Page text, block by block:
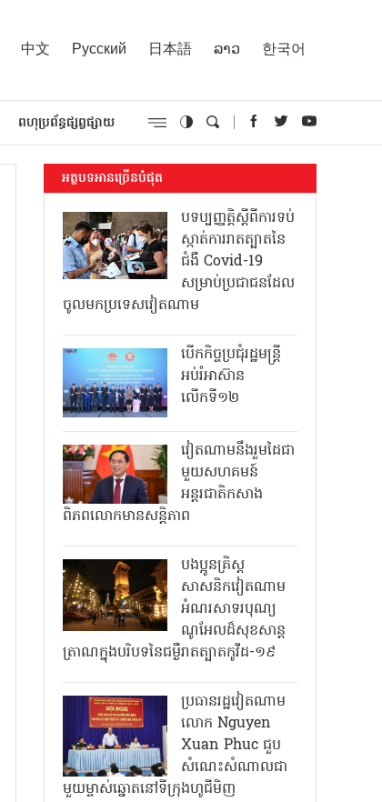
中文 Русский 日本語 ລາວ 한국어
ពហុប្រព័ន្ធផ្សព្វផ្សាយ
អត្ថបទអានច្រើនបំផុត
បទប្បញ្ញត្តិស្តីពីការទប់
ស្កាត់ការរាតត្បាតនៃ
ជំងឺ Covid-19
សម្រាប់ប្រជាជនដែល
ចូលមកប្រទេសវៀតណាម
បើកកិច្ចប្រជុំរដ្ឋមន្ត្រី
អប់រំអាស៊ាន
លើកទី១២
វៀតណាមនឹងរួមដៃជា
មួយសហគមន៍
អន្តរជាតិកសាង
ពិភពលោកមានសន្តិភាព
បងប្អូនគ្រិស្ត
សាសនិកវៀតណាម
អំណរសាទរបុណ្យ
ណូអែលដ៏សុខសាន្ត
ត្រាណក្នុងបរិបទនៃជម្ងឺរាតត្បាតកូវីដ-១៩
ប្រធានរដ្ឋវៀតណាម
លោក Nguyen
Xuan Phuc ជួប
សំណេះសំណាលជា
មួយម្ចាស់ឆ្នោតនៅទីក្រុងហូជីមិញ